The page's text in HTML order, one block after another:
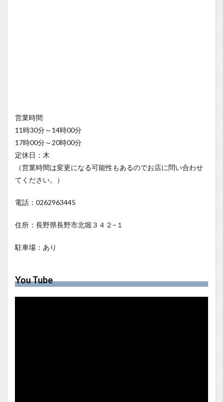
営業時間
11時30分～14時00分
17時00分～20時00分
定休日：木
（営業時間は変更になる可能性もあるのでお店に問い合わせ
てください。）
電話：0262963445
住所：長野県長野市北堀３４２−１
駐車場：あり
You Tube